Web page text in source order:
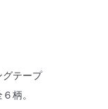
グテープ
柄。